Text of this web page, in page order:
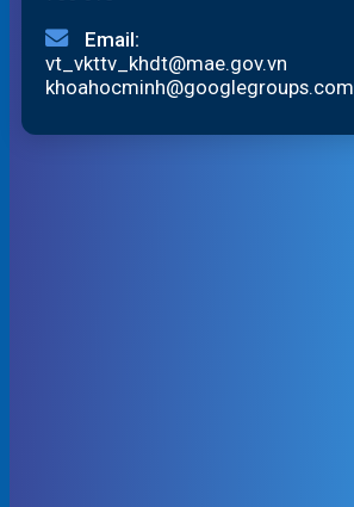
Email:
vt_vkttv_khdt@mae.gov.vn
khoahocminh@googlegroups.com